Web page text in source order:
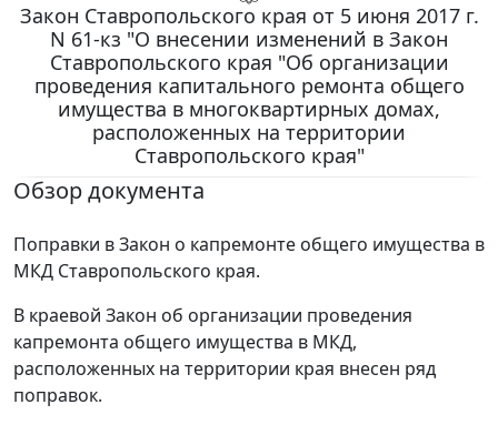
Закон Ставропольского края от 5 июня 2017 г.
N 61-кз "О внесении изменений в Закон
Ставропольского края "Об организации
проведения капитального ремонта общего
имущества в многоквартирных домах,
расположенных на территории
Ставропольского края"
Обзор документа
Поправки в Закон о капремонте общего имущества в
МКД Ставропольского края.
В краевой Закон об организации проведения
капремонта общего имущества в МКД,
расположенных на территории края внесен ряд
поправок.